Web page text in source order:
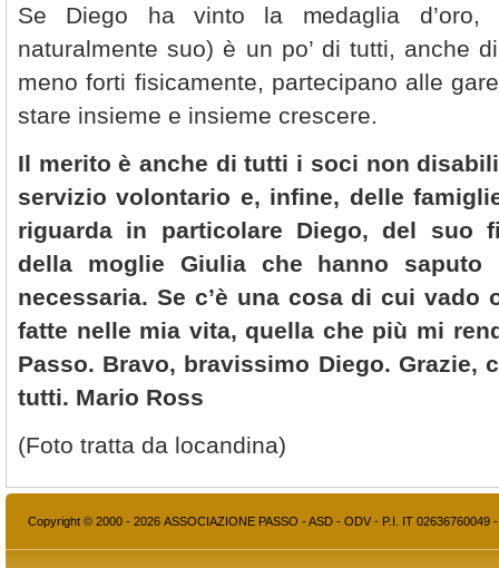
Se Diego ha vinto la medaglia
naturalmente suo) è un po’ di tutti, anche
meno forti fisicamente, partecipano alle
stare insieme e insieme crescere.
Il merito è anche di tutti i soci non
servizio volontario e, infine, delle
riguarda in particolare Diego, del suo
della moglie Giulia che hanno saputo
necessaria. Se c’è una cosa di cui vado
fatte nelle mia vita, quella che più mi
Passo. Bravo, bravissimo Diego. Grazie,
tutti. Mario Ross
(Foto tratta da locandina)
Copyright © 2000 - 2026 ASSOCIAZIONE PASSO - ASD - ODV - P.I. IT 02636760049